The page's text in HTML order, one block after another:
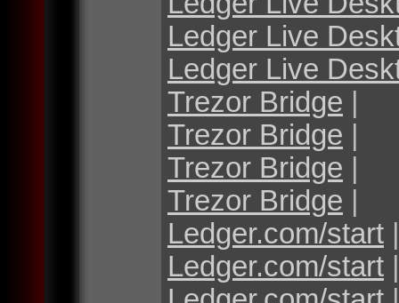
Ledger Live
Ledger Live
Trezor Bridge |
Trezor Bridge |
Trezor Bridge |
Trezor Bridge |
Ledger.com/start |
Ledger.com/start |